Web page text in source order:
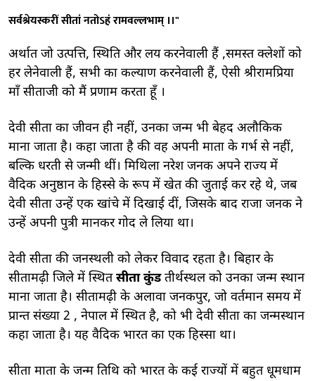
सर्वश्रेयस्करीं सीतां नतोऽहं रामवल्लभाम् ।।"
अर्थात जो उत्पत्ति, स्थिति और लय करनेवाली हैं ,समस्त क्लेशों को
हर लेनेवाली हैं, सभी का कल्याण करनेवाली हैं, ऐसी श्रीरामप्रिया
माँ सीताजी को मैं प्रणाम करता हूँ ।
देवी सीता का जीवन ही नहीं, उनका जन्म भी बेहद अलौकिक
माना जाता है। कहा जाता है की वह अपनी माता के गर्भ से नहीं,
बल्कि धरती से जन्मी थीं। मिथिला नरेश जनक अपने राज्य में
वैदिक अनुष्ठान के हिस्से के रूप में खेत की जुताई कर रहे थे, जब
देवी सीता उन्हें एक खांचे में दिखाई दीं, जिसके बाद राजा जनक ने
उन्हें अपनी पुत्री मानकर गोद ले लिया था।
देवी सीता की जनस्थली को लेकर विवाद रहता है। बिहार के
सीतामढ़ी जिले में स्थितसीता कुंडतीर्थस्थल को उनका जन्म स्थान
माना जाता है। सीतामढ़ी के अलावा जनकपुर, जो वर्तमान समय में
प्रान्त संख्या 2 , नेपाल में स्थित है, को भी देवी सीता का जन्मस्थान
कहा जाता है। यह वैदिक भारत का एक हिस्सा था।
सीता माता के जन्म तिथि को भारत के कई राज्यों में बहुत धूमधाम